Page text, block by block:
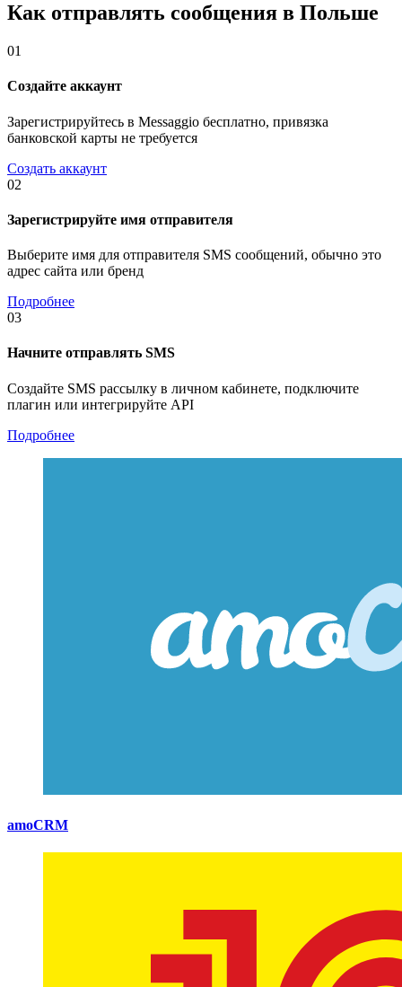
Как отправлять сообщения в Польше
01
Создайте аккаунт
Зарегистрируйтесь в Messaggio бесплатно, привязка
банковской карты не требуется
Создать аккаунт
02
Зарегистрируйте имя отправителя
Выберите имя для отправителя SMS сообщений, обычно это
адрес сайта или бренд
Подробнее
03
Начните отправлять SMS
Создайте SMS рассылку в личном кабинете, подключите
плагин или интегрируйте API
Подробнее
amoCRM